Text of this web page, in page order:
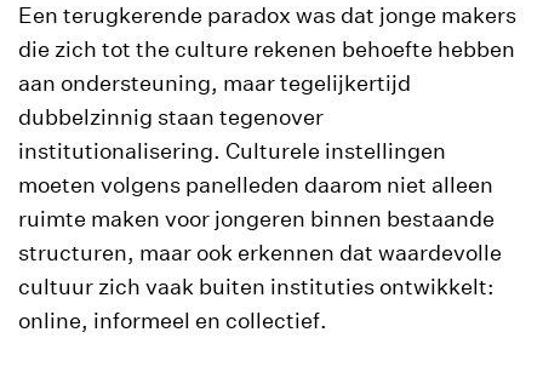
Een terugkerende paradox was dat jonge makers
die zich tot the culture rekenen behoefte hebben
aan ondersteuning, maar tegelijkertijd
dubbelzinnig staan tegenover
institutionalisering. Culturele instellingen
moeten volgens panelleden daarom niet alleen
ruimte maken voor jongeren binnen bestaande
structuren, maar ook erkennen dat waardevolle
cultuur zich vaak buiten instituties ontwikkelt:
online, informeel en collectief.